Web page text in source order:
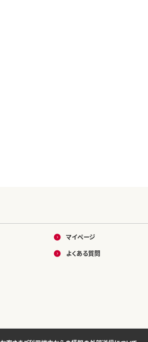
マイページ
よくある質問